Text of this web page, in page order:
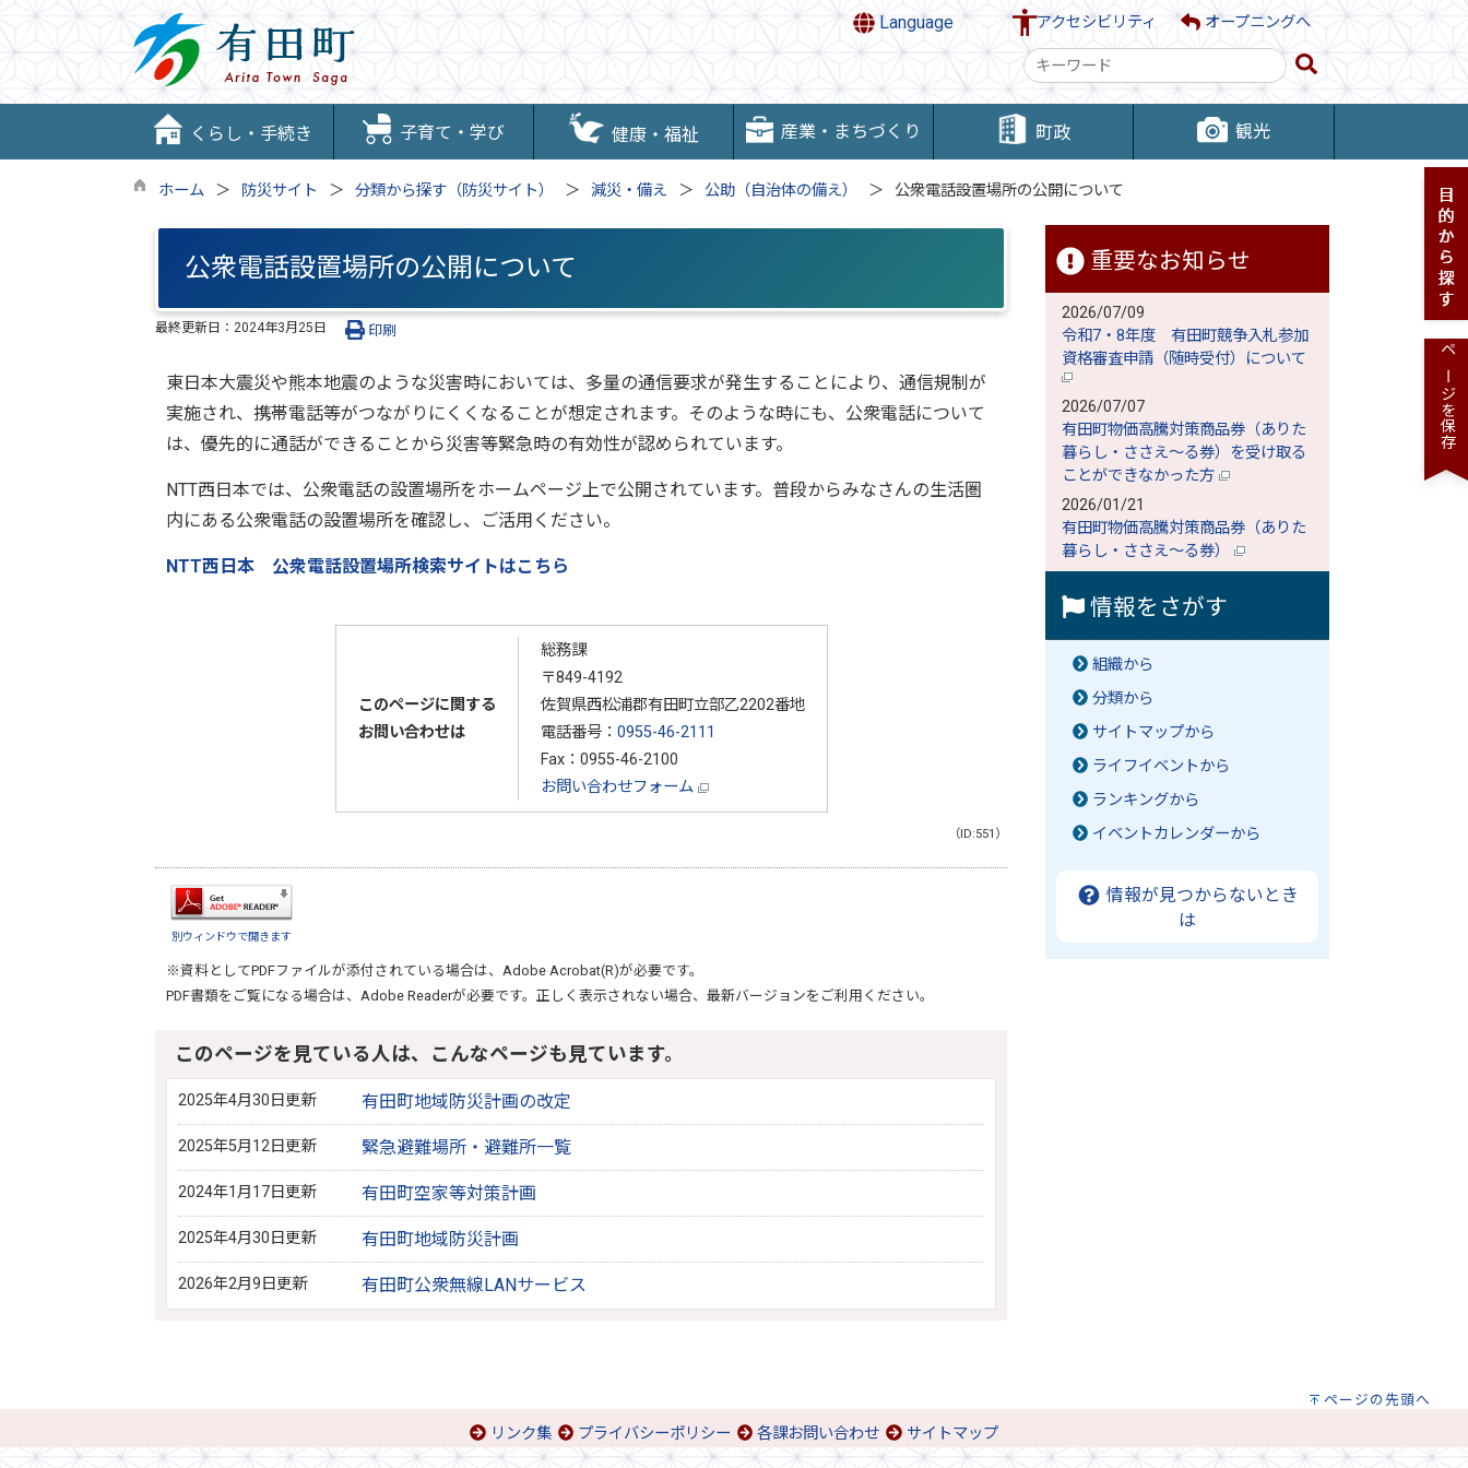
Language アクセシビリティ オープニングへ
検
索
キ
ー
ー
くらし・手続き 子育て・学び 健康・福祉 産業・まちづくり 町政 観光
ホーム 防災サイト 分類から探す（防災サイト） 減災・備え 公助（自治体の備え） 公衆電話設置場所の公開について
公衆電話設置場所の公開について
最終更新日： 2024年3月25日 印刷
東日本大震災や熊本地震のような災害時においては、多量の通信要求が発生することにより、通信規制が
実施され、携帯電話等がつながりにくくなることが想定されます。そのような時にも、公衆電話について
は、優先的に通話ができることから災害等緊急時の有効性が認められています。
NTT西日本では、公衆電話の設置場所をホームページ上で公開されています。普段からみなさんの生活圏
内にある公衆電話の設置場所を確認し、ご活用ください。
NTT西日本 公衆電話設置場所検索サイトはこちら
このページに関する
お問い合わせは
総務課
〒849-4192
佐賀県西松浦郡有田町立部乙2202番地
電話番号： 0955-46-2111
Fax：0955-46-2100
お問い合わせフォーム
（ID:551）
別ウィンドウで開きます
※資料としてPDFファイルが添付されている場合は、 Adobe Acrobat(R)が必要です。
PDF書類をご覧になる場合は、 Adobe Readerが必要です。正しく表示されない場合、最新バージョンをご利用ください。
このページを見ている人は、こんなページも見ています。
2025年4月30日更新 有田町地域防災計画の改定
2025年5月12日更新 緊急避難場所・避難所一覧
2024年1月17日更新 有田町空家等対策計画
2025年4月30日更新 有田町地域防災計画
2026年2月9日更新 有田町公衆無線LANサービス
重要なお知らせ
2026/07/09
令和7・8年度 有田町競争入札参加
資格審査申請（随時受付）について
2026/07/07
有田町物価高騰対策商品券（ありた
暮らし・ささえ～る券）を受け取る
ことができなかった方
2026/01/21
有田町物価高騰対策商品券（ありた
暮らし・ささえ～る券）
情報をさがす
組織から
分類から
サイトマップから
ライフイベントから
ランキングから
イベントカレンダーから
情報が見つからないとき
は
ページの先頭へ
リンク集 プライバシーポリシー 各課お問い合わせ サイトマップ
ページを保存